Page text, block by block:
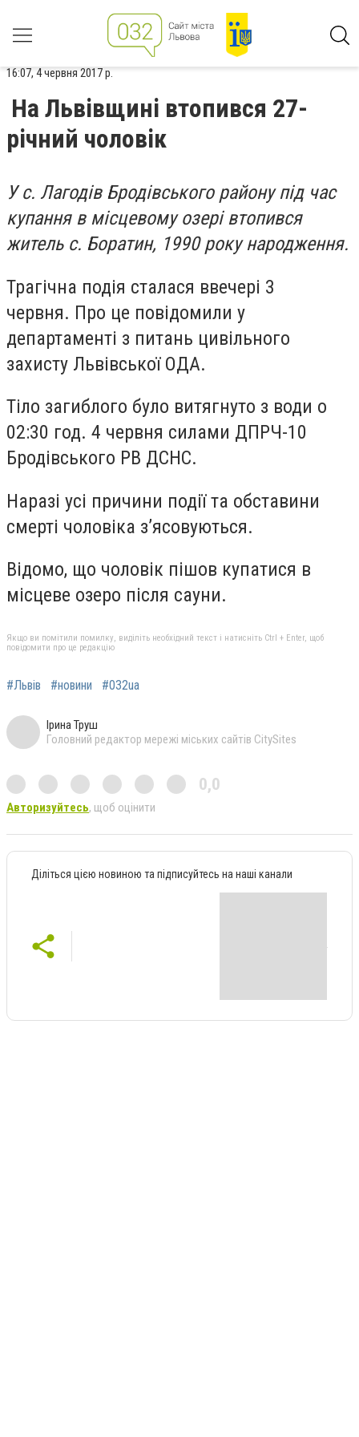
16:07, 4 червня 2017 р.
На Львівщині втопився 27-
річний чоловік
У с. Лагодів Бродівського району під час
купання в місцевому озері втопився
житель с. Боратин, 1990 року народження.
Трагічна подія сталася ввечері 3
червня. Про це повідомили у
департаменті з питань цивільного
захисту Львівської ОДА.
Тіло загиблого було витягнуто з води о
02:30 год. 4 червня силами ДПРЧ-10
Бродівського РВ ДСНС.
Наразі усі причини події та обставини
смерті чоловіка з’ясовуються.
Відомо, що чоловік пішов купатися в
місцеве озеро після сауни.
Якщо ви помітили помилку, виділіть необхідний текст і натисніть Ctrl + Enter, щоб
повідомити про це редакцію
#Львів #новини #032ua
Ірина Труш
Головний редактор мережі міських сайтів CitySites
0,0
Авторизуйтесь, щоб оцінити
Діліться цією новиною та підписуйтесь на наші канали